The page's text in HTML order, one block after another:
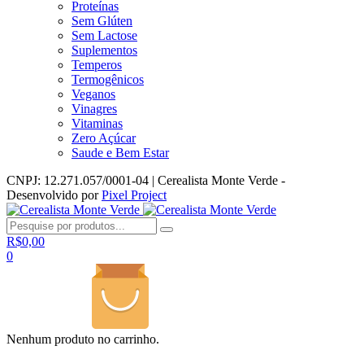
Proteínas
Sem Glúten
Sem Lactose
Suplementos
Temperos
Termogênicos
Veganos
Vinagres
Vitaminas
Zero Açúcar
Saude e Bem Estar
CNPJ: 12.271.057/0001-04 | Cerealista Monte Verde -
Desenvolvido porPixel Project
R$0,00
0
Nenhum produto no carrinho.